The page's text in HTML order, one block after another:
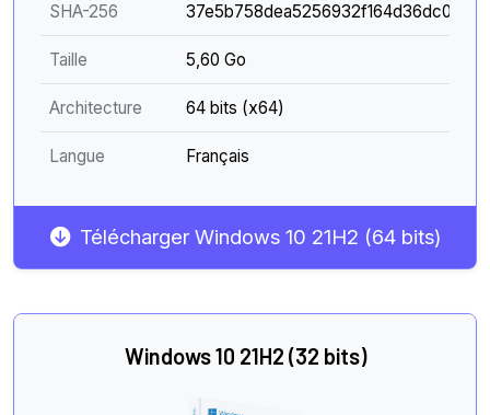
SHA-256
Taille 5,60 Go
Architecture 64 bits (x64)
Langue Français
Télécharger Windows 10 21H2 (64 bits)
Windows 10 21H2 (32 bits)